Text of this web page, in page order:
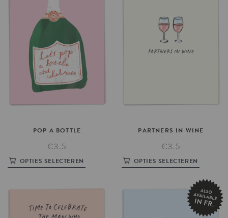
POP A BOTTLE
€3.5
OPTIES SELECTEREN
PARTNERS IN WINE
€3.5
OPTIES SELECTEREN